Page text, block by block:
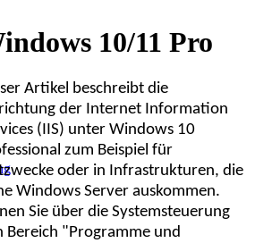
10/11 Pro
Artikel beschreibt die
der Internet Information
(IIS) unter Windows 10
zum Beispiel für
oder in Infrastrukturen, die
Windows Server auskommen.
Sie über die Systemsteuerung
Bereich "Programme und